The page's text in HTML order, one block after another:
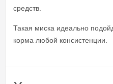
средств.
Такая миска идеально
корма любой консистенции.